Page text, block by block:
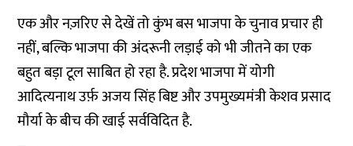
एक और नज़रिए से देखें तो कुंभ बस भाजपा के चुनाव प्रचार ही
नहीं, बल्कि भाजपा की अंदरूनी लड़ाई को भी जीतने का एक
बहुत बड़ा टूल साबित हो रहा है. प्रदेश भाजपा में योगी
आदित्यनाथ उर्फ़ अजय सिंह बिष्ट और उपमुख्यमंत्री केशव प्रसाद
मौर्या के बीच की खाई सर्वविदित है.